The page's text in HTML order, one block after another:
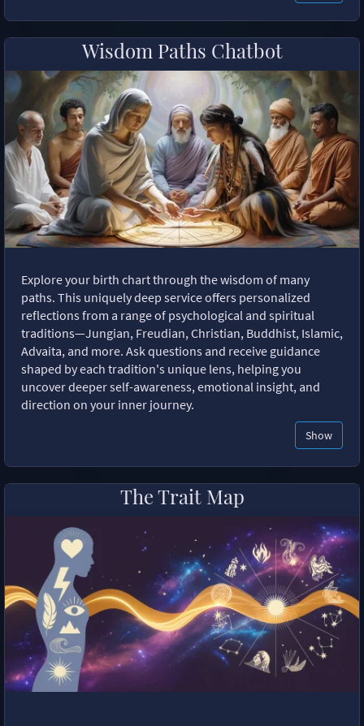
Wisdom Paths Chatbot
Explore your birth chart through the wisdom of many
paths. This uniquely deep service offers personalized
reflections from a range of psychological and spiritual
traditions—Jungian, Freudian, Christian, Buddhist, Islamic,
Advaita, and more. Ask questions and receive guidance
shaped by each tradition's unique lens, helping you
uncover deeper self-awareness, emotional insight, and
direction on your inner journey.
Show
The Trait Map